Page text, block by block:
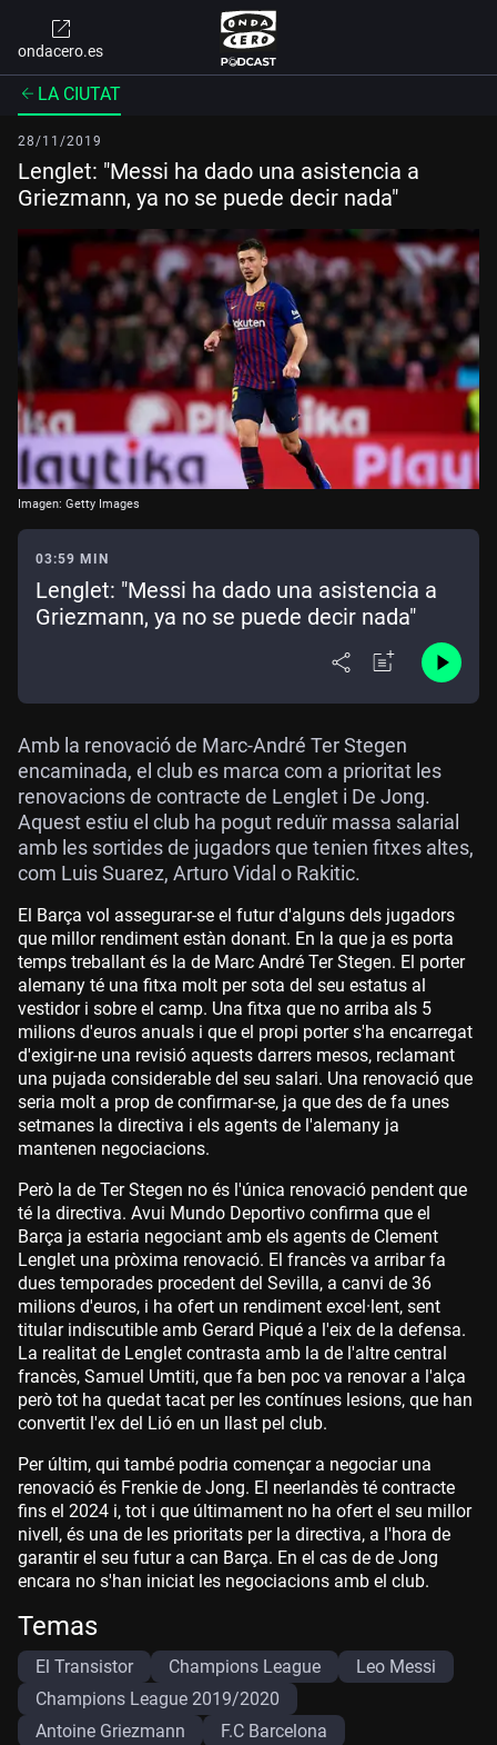
ondacero.es
LA CIUTAT
28/11/2019
Lenglet: "Messi ha dado una asistencia a
Griezmann, ya no se puede decir nada"
Imagen: Getty Images
03:59 MIN
Lenglet: "Messi ha dado una asistencia a
Griezmann, ya no se puede decir nada"
Amb la renovació de Marc-André Ter Stegen
encaminada, el club es marca com a prioritat les
renovacions de contracte de Lenglet i De Jong.
Aquest estiu el club ha pogut reduïr massa salarial
amb les sortides de jugadors que tenien fitxes altes,
com Luis Suarez, Arturo Vidal o Rakitic.
El Barça vol assegurar-se el futur d'alguns dels jugadors
que millor rendiment estàn donant. En la que ja es porta
temps treballant és la de Marc André Ter Stegen. El porter
alemany té una fitxa molt per sota del seu estatus al
vestidor i sobre el camp. Una fitxa que no arriba als 5
milions d'euros anuals i que el propi porter s'ha encarregat
d'exigir-ne una revisió aquests darrers mesos, reclamant
una pujada considerable del seu salari. Una renovació que
seria molt a prop de confirmar-se, ja que des de fa unes
setmanes la directiva i els agents de l'alemany ja
mantenen negociacions.
Però la de Ter Stegen no és l'única renovació pendent que
té la directiva. Avui Mundo Deportivo confirma que el
Barça ja estaria negociant amb els agents de Clement
Lenglet una pròxima renovació. El francès va arribar fa
dues temporades procedent del Sevilla, a canvi de 36
milions d'euros, i ha ofert un rendiment excel·lent, sent
titular indiscutible amb Gerard Piqué a l'eix de la defensa.
La realitat de Lenglet contrasta amb la de l'altre central
francès, Samuel Umtiti, que fa ben poc va renovar a l'alça
però tot ha quedat tacat per les contínues lesions, que han
convertit l'ex del Lió en un llast pel club.
Per últim, qui també podria començar a negociar una
renovació és Frenkie de Jong. El neerlandès té contracte
fins el 2024 i, tot i que últimament no ha ofert el seu millor
nivell, és una de les prioritats per la directiva, a l'hora de
garantir el seu futur a can Barça. En el cas de de Jong
encara no s'han iniciat les negociacions amb el club.
Temas
El Transistor Champions League
Leo Messi
Champions League 2019/2020
Antoine Griezmann
F.C Barcelona